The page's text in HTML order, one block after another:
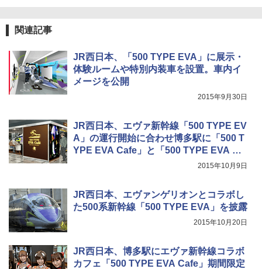
ッシュ 4人用 簡単設置 ポップアップテント P
ATCW-150B エクルベージュ
￥-
ゴムボート 空気入れ 空気抜き 自動停止 過熱
保護 日光可読lcd 7種類ノズル付き
￥7,884
関連記事
JR西日本、「500 TYPE EVA」に展示・
体験ルームや特別内装車を設置。車内イ
メージを公開
2015年9月30日
JR西日本、エヴァ新幹線「500 TYPE EV
A」の運行開始に合わせ博多駅に「500 T
YPE EVA Cafe」と「500 TYPE EVA SH
2015年10月9日
JR西日本、エヴァンゲリオンとコラボし
た500系新幹線「500 TYPE EVA」を披露
2015年10月20日
JR西日本、博多駅にエヴァ新幹線コラボ
カフェ「500 TYPE EVA Cafe」期間限定